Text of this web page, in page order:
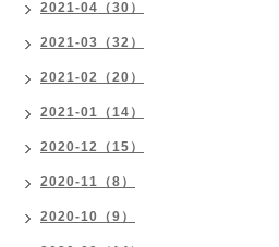
2021-04（30）
2021-03（32）
2021-02（20）
2021-01（14）
2020-12（15）
2020-11（8）
2020-10（9）